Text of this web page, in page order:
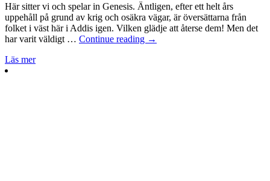
Här sitter vi och spelar in Genesis. Äntligen, efter ett helt års
uppehåll på grund av krig och osäkra vägar, är översättarna från
folket i väst här i Addis igen. Vilken glädje att återse dem! Men det
har varit väldigt … Continue reading →
Läs mer